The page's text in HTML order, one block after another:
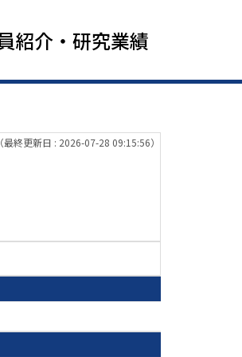
紹介・研究業績
（最終更新日 : 2026-07-28 09:15:56）